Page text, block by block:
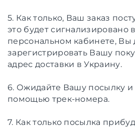
5. Как только, Ваш заказ
это будет сигнализировано
персональном кабинете, Вы
зарегистрировать Вашу
адрес доставки в Украину.
6. Ожидайте Вашу посылку и
помощью трек-номера.
7. Как только посылка